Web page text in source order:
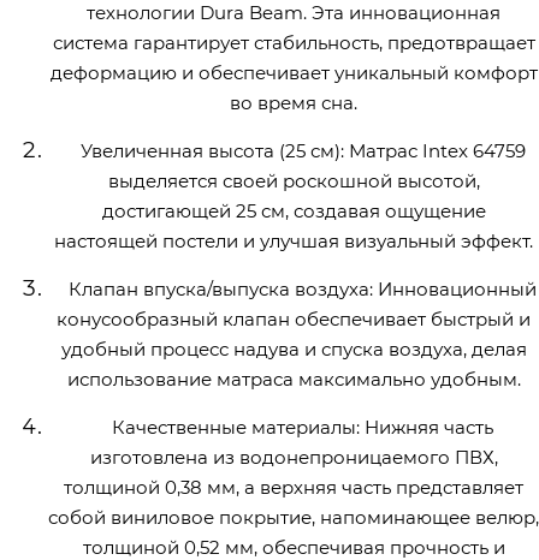
технологии Dura Beam. Эта инновационная
система гарантирует стабильность, предотвращает
деформацию и обеспечивает уникальный комфорт
во время сна.
Увеличенная высота (25 см): Матрас Intex 64759
выделяется своей роскошной высотой,
достигающей 25 см, создавая ощущение
настоящей постели и улучшая визуальный эффект.
Клапан впуска/выпуска воздуха: Инновационный
конусообразный клапан обеспечивает быстрый и
удобный процесс надува и спуска воздуха, делая
использование матраса максимально удобным.
Качественные материалы: Нижняя часть
изготовлена из водонепроницаемого ПВХ,
толщиной 0,38 мм, а верхняя часть представляет
собой виниловое покрытие, напоминающее велюр,
толщиной 0,52 мм, обеспечивая прочность и